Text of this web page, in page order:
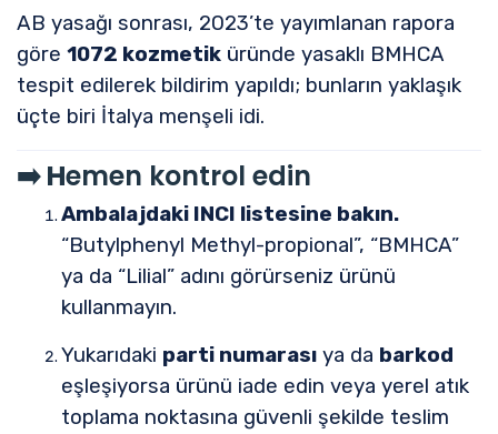
AB yasağı sonrası, 2023’te yayımlanan rapora
göre 1072 kozmetik üründe yasaklı BMHCA
tespit edilerek bildirim yapıldı; bunların yaklaşık
üçte biri İtalya menşeli idi.
➡️ Hemen kontrol edin
Ambalajdaki INCI listesine bakın.
“Butylphenyl Methyl-propional”, “BMHCA”
ya da “Lilial” adını görürseniz ürünü
kullanmayın.
Yukarıdaki parti numarası ya da barkod
eşleşiyorsa ürünü iade edin veya yerel atık
toplama noktasına güvenli şekilde teslim